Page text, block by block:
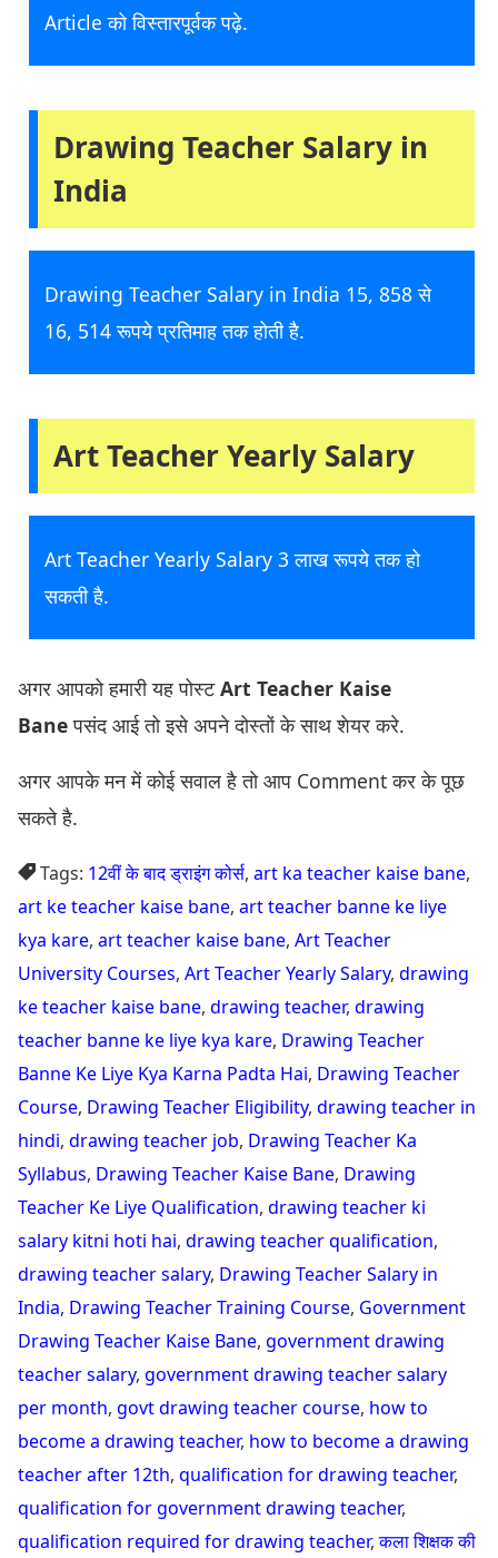
Article को विस्तारपूर्वक पढ़े.
Drawing Teacher Salary in
India
Drawing Teacher Salary in India 15, 858 से
16, 514 रूपये प्रतिमाह तक होती है.
Art Teacher Yearly Salary
Art Teacher Yearly Salary 3 लाख रूपये तक हो
सकती है.
अगर आपको हमारी यह पोस्टArt Teacher Kaise
Baneपसंद आई तो इसे अपने दोस्तों के साथ शेयर करे.
अगर आपके मन में कोई सवाल है तो आप Comment कर के पूछ
सकते है.
Tags: 12वीं के बाद ड्राइंग कोर्स, art ka teacher kaise bane,
art ke teacher kaise bane, art teacher banne ke liye
kya kare, art teacher kaise bane, Art Teacher
University Courses, Art Teacher Yearly Salary, drawing
ke teacher kaise bane, drawing teacher, drawing
teacher banne ke liye kya kare, Drawing Teacher
Banne Ke Liye Kya Karna Padta Hai, Drawing Teacher
Course, Drawing Teacher Eligibility, drawing teacher in
hindi, drawing teacher job, Drawing Teacher Ka
Syllabus, Drawing Teacher Kaise Bane, Drawing
Teacher Ke Liye Qualification, drawing teacher ki
salary kitni hoti hai, drawing teacher qualification,
drawing teacher salary, Drawing Teacher Salary in
India, Drawing Teacher Training Course, Government
Drawing Teacher Kaise Bane, government drawing
teacher salary, government drawing teacher salary
per month, govt drawing teacher course, how to
become a drawing teacher, how to become a drawing
teacher after 12th, qualification for drawing teacher,
qualification for government drawing teacher,
qualification required for drawing teacher,कला शिक्षक की